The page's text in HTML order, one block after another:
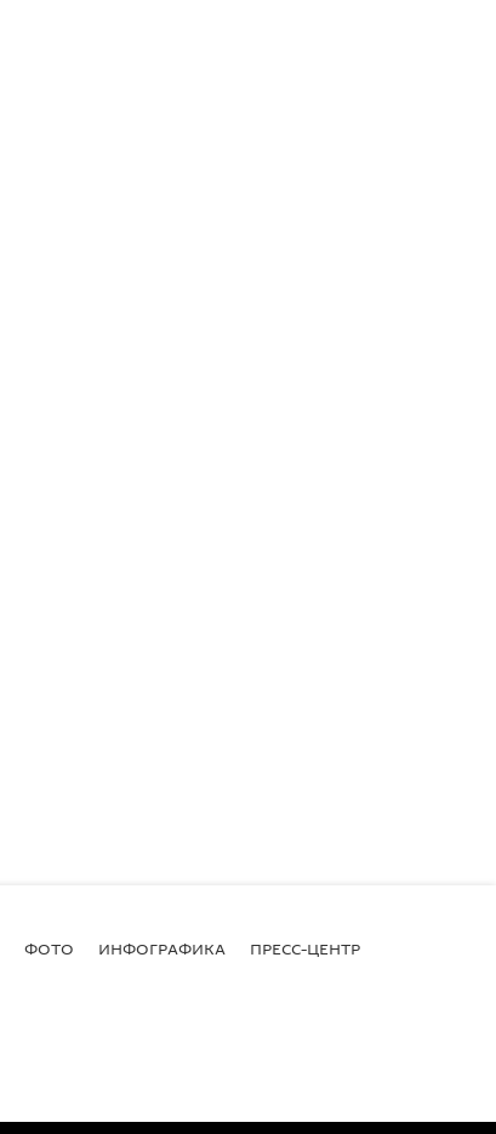
ФОТО ИНФОГРАФИКА ПРЕСС-ЦЕНТР